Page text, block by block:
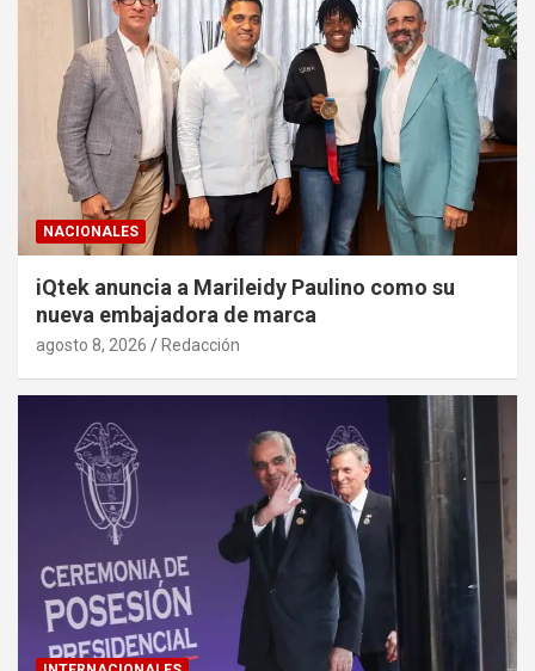
NACIONALES
iQtek anuncia a Marileidy Paulino como su
nueva embajadora de marca
agosto 8, 2026 Redacción